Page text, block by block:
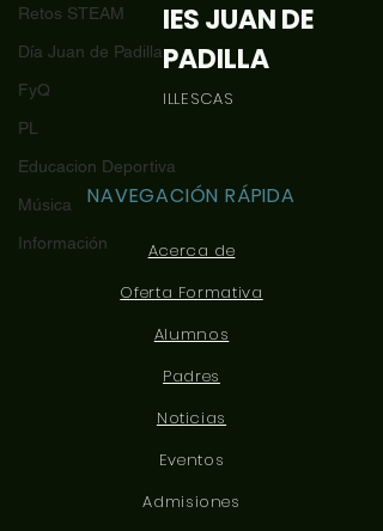
Retos STEAM
Día Juan de Padilla
FyQ
PL
Educacion Deportiva
Música
Información
IES JUAN DE
PADILLA
ILLESCAS
NAVEGACIÓN RÁPIDA
Acerca de
Oferta Formativa
Alumnos
Padres
Noticias
Eventos
Admisiones